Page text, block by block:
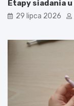
Etapy siadania
29 lipca 2026